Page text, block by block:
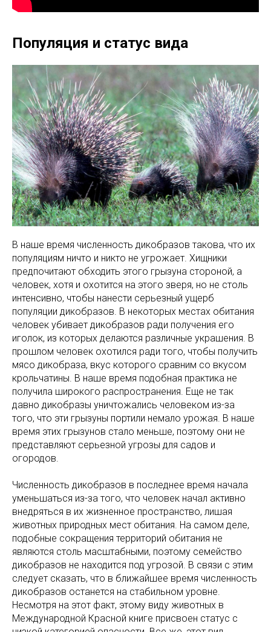
Популяция и статус вида
В наше время численность дикобразов такова, что их
популяциям ничто и никто не угрожает. Хищники
предпочитают обходить этого грызуна стороной, а
человек, хотя и охотится на этого зверя, но не столь
интенсивно, чтобы нанести серьезный ущерб
популяции дикобразов. В некоторых местах обитания
человек убивает дикобразов ради получения его
иголок, из которых делаются различные украшения. В
прошлом человек охотился ради того, чтобы получить
мясо дикобраза, вкус которого сравним со вкусом
крольчатины. В наше время подобная практика не
получила широкого распространения. Еще не так
давно дикобразы уничтожались человеком из-за
того, что эти грызуны портили немало урожая. В наше
время этих грызунов стало меньше, поэтому они не
представляют серьезной угрозы для садов и
огородов.
Численность дикобразов в последнее время начала
уменьшаться из-за того, что человек начал активно
внедряться в их жизненное пространство, лишая
животных природных мест обитания. На самом деле,
подобные сокращения территорий обитания не
являются столь масштабными, поэтому семейство
дикобразов не находится под угрозой. В связи с этим
следует сказать, что в ближайшее время численность
дикобразов останется на стабильном уровне.
Несмотря на этот факт, этому виду животных в
Международной Красной книге присвоен статус с